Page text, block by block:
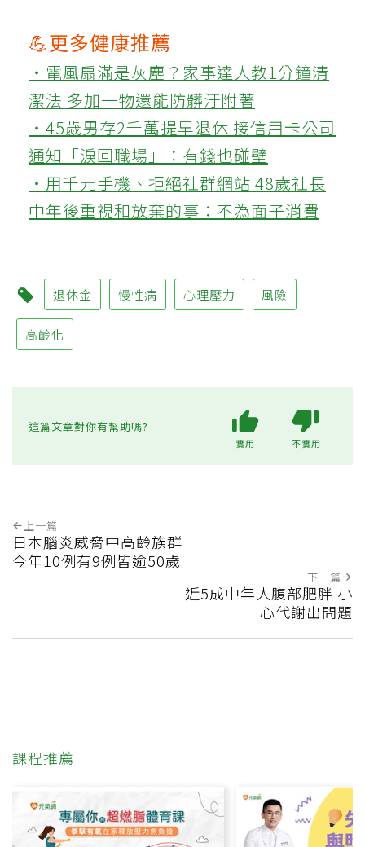
💪更多健康推薦
‧電風扇滿是灰塵？家事達人教1分鐘清
潔法 多加一物還能防髒汙附著
‧45歲男存2千萬提早退休 接信用卡公司
通知「淚回職場」：有錢也碰壁
‧用千元手機、拒絕社群網站 48歲社長
中年後重視和放棄的事：不為面子消費
退休金 慢性病 心理壓力 風險
高齡化
這篇文章對你有幫助嗎?
實用 不實用
上一篇
日本腦炎威脅中高齡族群
今年10例有9例皆逾50歲
下一篇
近5成中年人腹部肥胖 小
心代謝出問題
課程推薦